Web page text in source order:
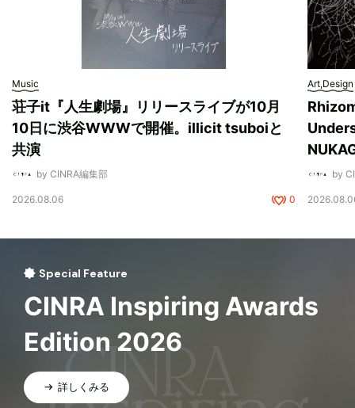
Music
荘子it『人生劇場』リリースライブが10月
10日に渋谷WWWで開催。illicit tsuboiと
共演
by CINRA編集部
2026.08.06 0
Art,Design
by
Special Feature
CINRA Inspiring Awards
Edition 2026
詳しくみる